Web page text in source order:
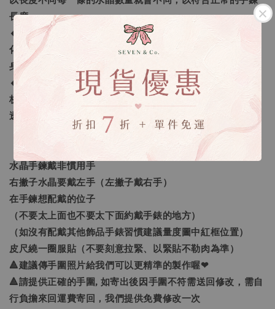
長度。
🔸客製化之範圍：我們提供的客製範圍為「手圍尺寸客製
化」及「量身需求的訂做」，還有更進一步的「生命靈數量
身訂做」。
🔸生命靈數量身訂做：採預約制線上一對一諮詢，老師將解
析生命靈數讓您更了解自己，並找到需要加強的靈數空缺，
透過進一步的分析選擇真正屬於您需要的水晶喔❤
【如何量手圍】
水晶手鍊戴非慣用手
右撇子水晶要戴左手（左撇子戴右手）
在手鍊想配戴的位子
（不要太上面也不要太下面約戴手錶的地方）
（如沒有配戴其他飾品手錶習慣建議量度圖中紅框位置）
皮尺繞一圈服貼（不要刻意拉緊、以緊貼不勒肉為準）
🔺建議傳手圍照片給我們可以更精準的製作喔❤
🔺請提供正確的手圍, 如寄出後因手圍不符需送回修改，需自
行負擔來回運費寄回，我們提供免費修改一次